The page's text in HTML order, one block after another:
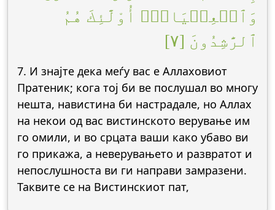
وَٱلۡعِصۡيَانَۚ أُوْلَٰٓئِكَ هُمُ
ٱلرَّٰشِدُونَ [٧]
7. И знајте дека меѓу вас е Аллаховиот
Пратеник; кога тој би ве послушал во многу
нешта, навистина би настрадале, но Аллах
на некои од вас вистинското верување им
го омили, и во срцата ваши како убаво ви
го прикажа, а неверувањето и развратот и
непослушноста ви ги направи замразени.
Таквите се на Вистинскиот пат,